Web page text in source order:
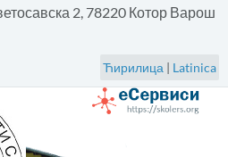
2, 78220 Котор Варош
Ћирилица | Latinica